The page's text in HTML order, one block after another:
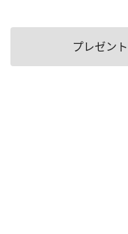
プレゼン